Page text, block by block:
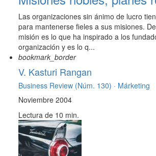
Las organizaciones sin ánimo de lucro
para mantenerse fieles a sus misiones.
misión es lo que ha inspirado a los
organización y es lo q...
bookmark_border
V. Kasturi Rangan
Business Review (Núm. 130) · Márketing
Noviembre 2004
Lectura de 10 min.